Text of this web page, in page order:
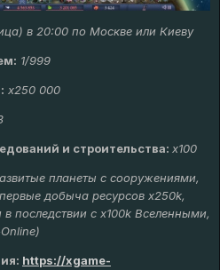
в 20:00 по Москве или Киеву
1/999
х250 000
и строительства: x100
планеты с сооружениями,
добыча ресурсов х250k,
последствии с х100k Вселенными,
: https://xgame-